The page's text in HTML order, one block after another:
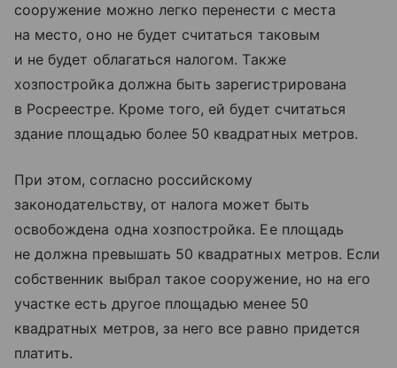
сооружение можно легко перенести с места
на место, оно не будет считаться таковым
и не будет облагаться налогом. Также
хозпостройка должна быть зарегистрирована
в Росреестре. Кроме того, ей будет считаться
здание площадью более 50 квадратных метров.
При этом, согласно российскому
законодательству, от налога может быть
освобождена одна хозпостройка. Ее площадь
не должна превышать 50 квадратных метров. Если
собственник выбрал такое сооружение, но на его
участке есть другое площадью менее 50
квадратных метров, за него все равно придется
платить.